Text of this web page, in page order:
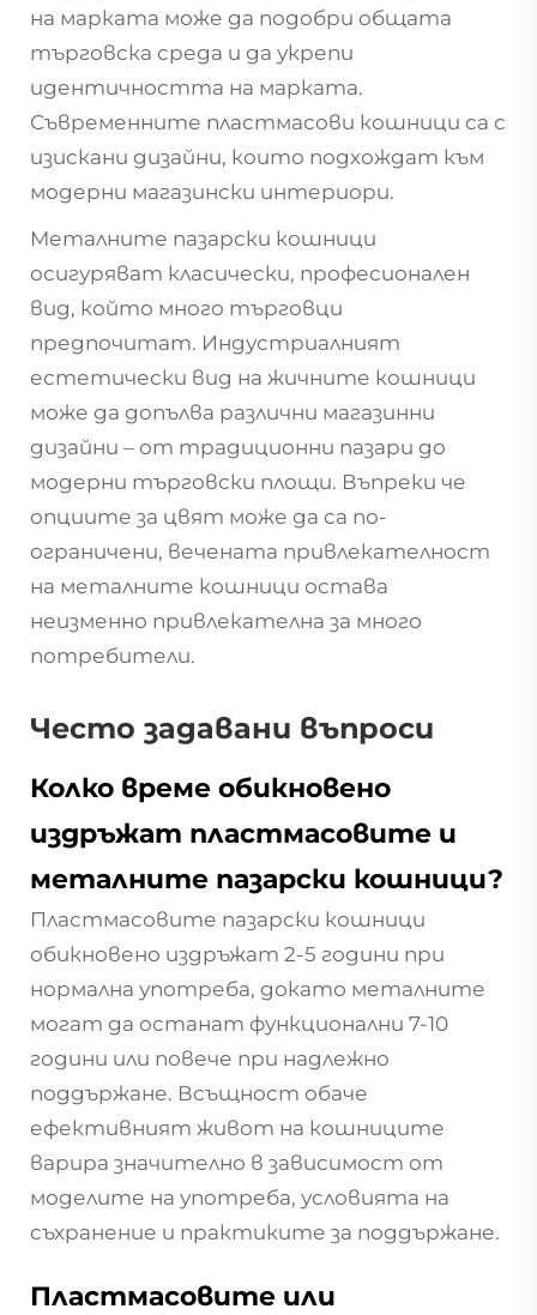
на марката може да подобри общата
търговска среда и да укрепи
идентичността на марката.
Съвременните пластмасови кошници са с
изискани дизайни, които подхождат към
модерни магазински интериори.
Металните пазарски кошници
осигуряват класически, професионален
вид, който много търговци
предпочитат. Индустриалният
естетически вид на жичните кошници
може да допълва различни магазинни
дизайни – от традиционни пазари до
модерни търговски площи. Въпреки че
опциите за цвят може да са по-
ограничени, вечената привлекателност
на металните кошници остава
неизменно привлекателна за много
потребители.
Често задавани въпроси
Колко време обикновено
издръжат пластмасовите и
металните пазарски кошници?
Пластмасовите пазарски кошници
обикновено издръжат 2-5 години при
нормална употреба, докато металните
могат да останат функционални 7-10
години или повече при надлежно
поддържане. Всъщност обаче
ефективният живот на кошниците
варира значително в зависимост от
моделите на употреба, условията на
съхранение и практиките за поддържане.
Пластмасовите или